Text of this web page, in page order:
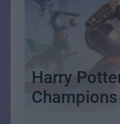
Harry
Champions